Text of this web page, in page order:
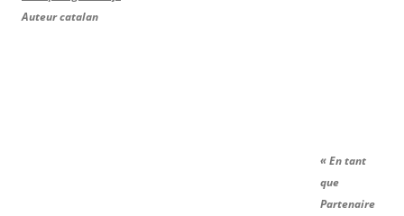
Auteur catalan
« En tant
que
Partenaire